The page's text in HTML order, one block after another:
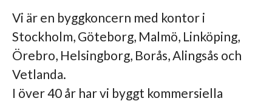
Vi är en byggkoncern med kontor i
Stockholm, Göteborg, Malmö, Linköping,
Örebro, Helsingborg, Borås, Alingsås och
Vetlanda.
I över 40 år har vi byggt kommersiella